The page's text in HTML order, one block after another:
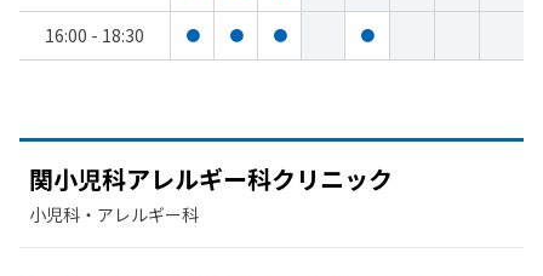
16:00 - 18:30 ● ● ● ●
関小児科アレルギー科クリニック
小児科・​アレルギー科